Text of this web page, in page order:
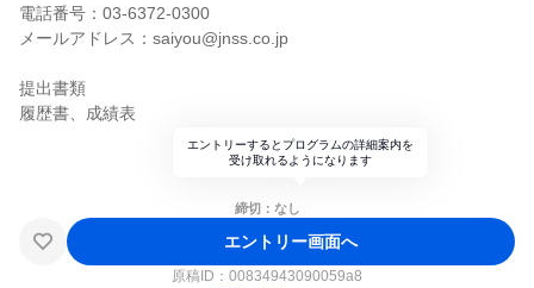
電話番号：03-6372-0300
メールアドレス：saiyou@jnss.co.jp
提出書類
履歴書、成績表
エントリーするとプログラムの詳細案内を
受け取れるようになります
締切：なし
エントリー画面へ
原稿ID： 00834943090059a8